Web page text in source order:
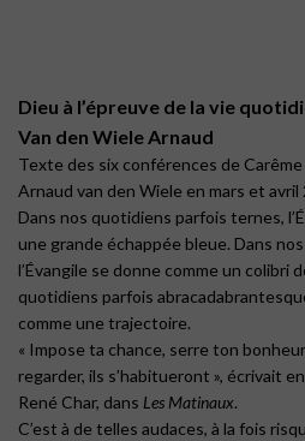
Dieu à l’épreuve de la vie
Van den Wiele Arnaud
Texte des six conférences de
Arnaud van den Wiele en mars et
Dans nos quotidiens parfois ternes,
une grande échappée bleue. Dans
l’Évangile se donne comme un colibri
quotidiens parfois
comme une trajectoire.
« Impose ta chance, serre ton
regarder, ils s’habitueront », écrivait
René Char, dans Les Matinaux.
C’est à de telles audaces, à la fois